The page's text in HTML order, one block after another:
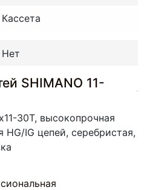
Кассета
Нет
SHIMANO 11-
30Т, высокопрочная
HG/IG цепей, серебристая,